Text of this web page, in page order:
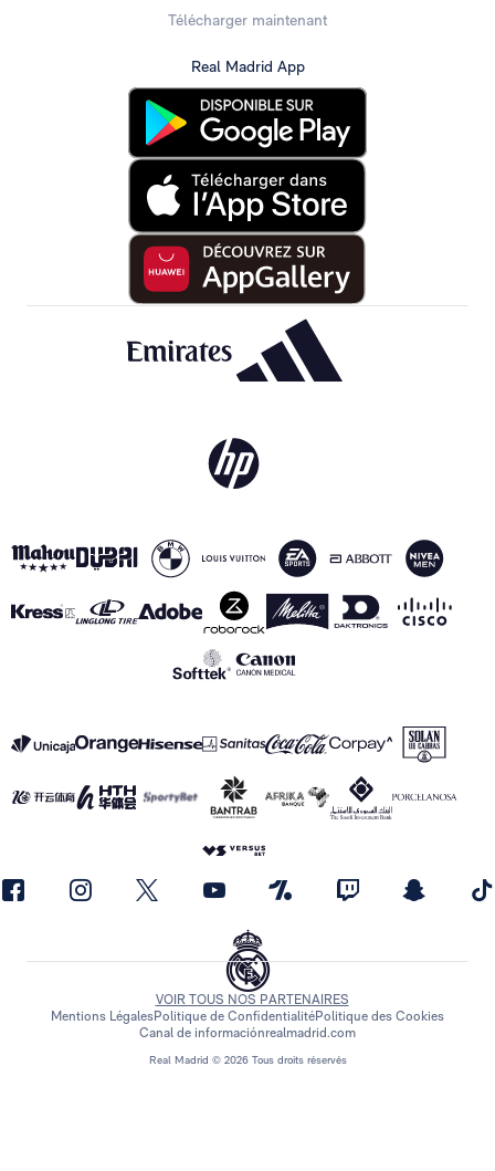
Télécharger maintenant
Real Madrid App
Real Madrid © 2026 Tous droits réservés
VOIR TOUS NOS PARTENAIRES
Mentions LégalesPolitique de ConfidentialitéPolitique des Cookies
Canal de informaciónrealmadrid.com